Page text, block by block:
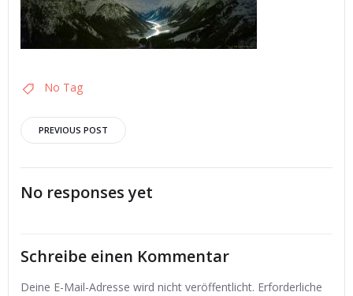
No Tag
Post
navigation
PREVIOUS POST
No responses yet
Schreibe einen Kommentar
Deine E-Mail-Adresse wird nicht veröffentlicht. Erforderliche